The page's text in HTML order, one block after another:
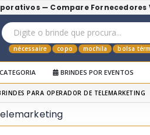
— Compare
nécessaire copo mochila bolsa
BRINDES POR EVENTOS
PARA OPERADOR DE TELEMARKETING